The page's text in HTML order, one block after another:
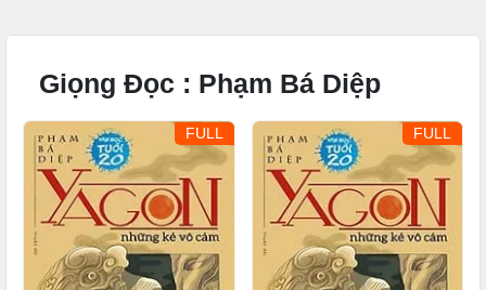
Giọng Đọc : Phạm Bá Diệp
FULL FULL